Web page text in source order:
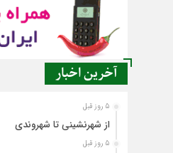
آخرین اخبار
5 روز قبل
از شهرنشینی تا شهروندی
5 روز قبل